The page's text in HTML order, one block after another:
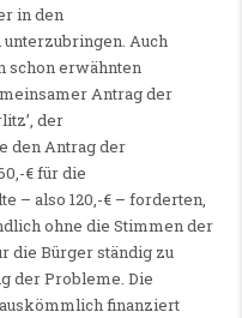
in den
Auch
schon erwähnten
Antrag der
der
den Antrag der
€ für die
– also 120,-€ – forderten,
ohne die Stimmen der
die Bürger ständig zu
der Probleme. Die
finanziert